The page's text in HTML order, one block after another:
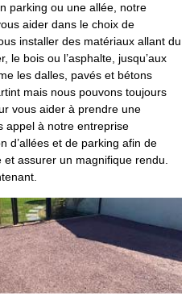
parking ou une allée, notre
aider dans le choix de
installer des matériaux allant du
le bois ou l’asphalte, jusqu’aux
les dalles, pavés et bétons
mais nous pouvons toujours
vous aider à prendre une
appel à notre entreprise
d’allées et de parking afin de
assurer un magnifique rendu.